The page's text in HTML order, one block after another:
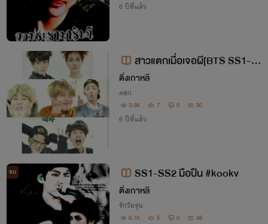
6 ปีที่แล้ว
สาวแตกเมื่อเจอผี[BTS SS1-S
S2]
ติ่งเกาหลี
ตลก
3.3K 7 0 30
6 ปีที่แล้ว
จบ SS1-SS2 มือปืน #kookv
ติ่งเกาหลี
รักวัยรุ่น
6.1K 5 0 48